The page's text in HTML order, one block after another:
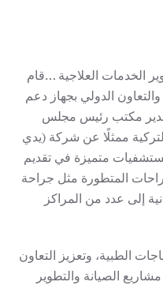
الخدمات العلاجية …قام
الدولي بجهاز دعم
مدير مكتب رئيس مجلس
ممثلًا عن شركة (يدي
متميزة في تقديم
المتطورة مثل جراحة
إلى عدد من المراكز
الطبية، وتعزيز التعاون
الصيانة والتطوير